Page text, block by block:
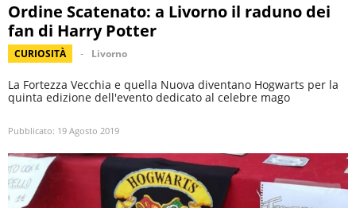
Ordine Scatenato: a Livorno il raduno dei
fan di Harry Potter
CURIOSITÀ Livorno
La Fortezza Vecchia e quella Nuova diventano Hogwarts per la
quinta edizione dell'evento dedicato al celebre mago
Pubblicato: 19 Agosto 2019